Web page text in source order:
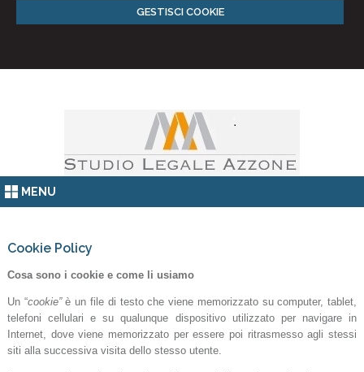
GESTISCI COOKIE
MENU
Cookie Policy
Cosa sono i cookie e come li usiamo
Un “cookie”è un file di testo che viene memorizzato su computer, tablet,
telefoni cellulari e su qualunque dispositivo utilizzato per navigare in
Internet, dove viene memorizzato per essere poi ritrasmesso agli stessi
siti alla successiva visita dello stesso utente.